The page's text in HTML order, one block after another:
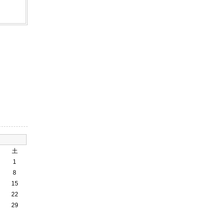
土
1
8
15
22
29